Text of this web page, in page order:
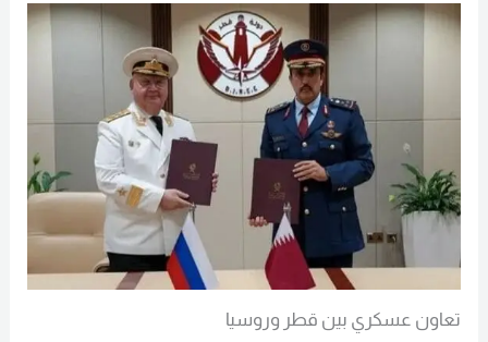
تعاون عسكري بين قطر وروسيا